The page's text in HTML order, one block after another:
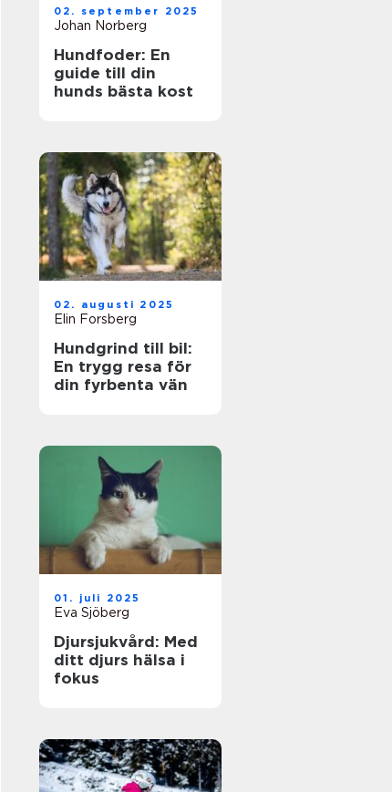
02. september 2025
Johan Norberg
Hundfoder: En
guide till din
hunds bästa kost
02. augusti 2025
Elin Forsberg
Hundgrind till bil:
En trygg resa för
din fyrbenta vän
01. juli 2025
Eva Sjöberg
Djursjukvård: Med
ditt djurs hälsa i
fokus